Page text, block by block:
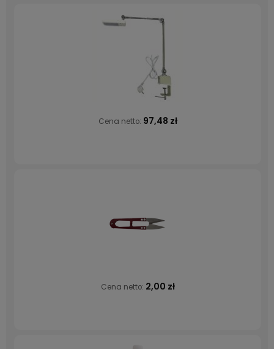
Cena netto: 97,48 zł
Cena netto: 2,00 zł